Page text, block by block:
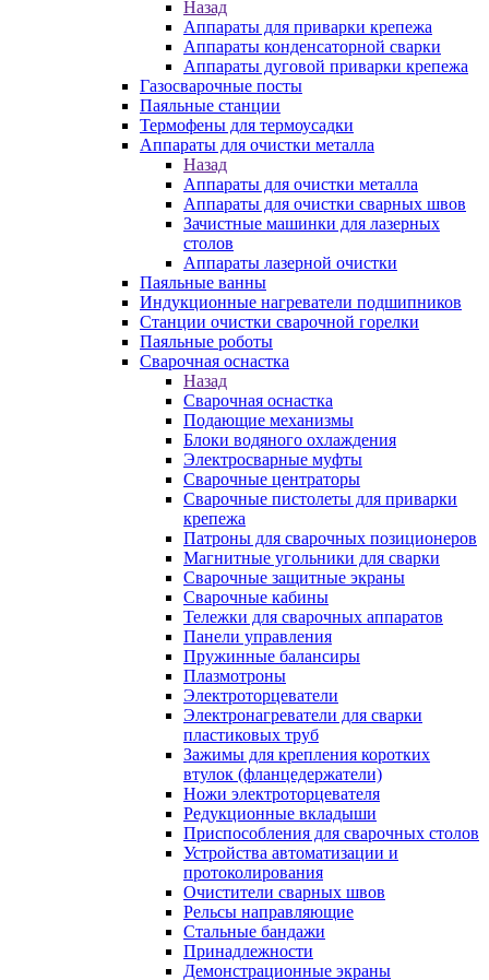
Назад
Аппараты для приварки крепежа
Аппараты конденсаторной сварки
Аппараты дуговой приварки крепежа
Газосварочные посты
Паяльные станции
Термофены для термоусадки
Аппараты для очистки металла
Назад
Аппараты для очистки металла
Аппараты для очистки сварных швов
Зачистные машинки для лазерных
столов
Аппараты лазерной очистки
Паяльные ванны
Индукционные нагреватели подшипников
Станции очистки сварочной горелки
Паяльные роботы
Сварочная оснастка
Назад
Сварочная оснастка
Подающие механизмы
Блоки водяного охлаждения
Электросварные муфты
Сварочные центраторы
Сварочные пистолеты для приварки
крепежа
Патроны для сварочных позиционеров
Магнитные угольники для сварки
Сварочные защитные экраны
Сварочные кабины
Тележки для сварочных аппаратов
Панели управления
Пружинные балансиры
Плазмотроны
Электроторцеватели
Электронагреватели для сварки
пластиковых труб
Зажимы для крепления коротких
втулок (фланцедержатели)
Ножи электроторцевателя
Редукционные вкладыши
Приспособления для сварочных столов
Устройства автоматизации и
протоколирования
Очистители сварных швов
Рельсы направляющие
Стальные бандажи
Принадлежности
Демонстрационные экраны